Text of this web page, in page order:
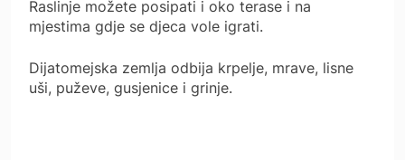
Raslinje možete posipati i oko terase i na
mjestima gdje se djeca vole igrati.
Dijatomejska zemlja odbija krpelje, mrave, lisne
uši, puževe, gusjenice i grinje.